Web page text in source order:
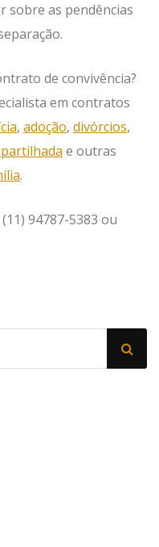
sobre as pendências
de convivência?
em contratos
, adoção, divórcios,
e outras
.
94787-5383 ou